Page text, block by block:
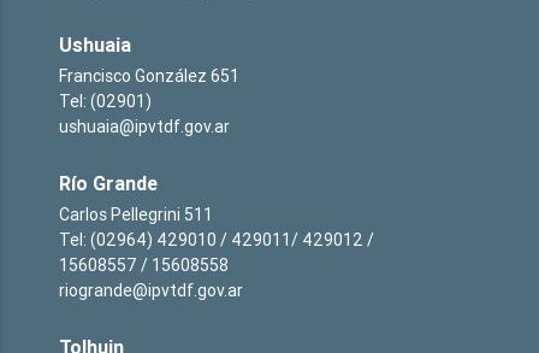
Ushuaia
Francisco González 651
Tel: (02901)
ushuaia@ipvtdf.gov.ar
Río Grande
Carlos Pellegrini 511
Tel: (02964) 429010 / 429011/ 429012 /
15608557 / 15608558
riogrande@ipvtdf.gov.ar
Tolhuin